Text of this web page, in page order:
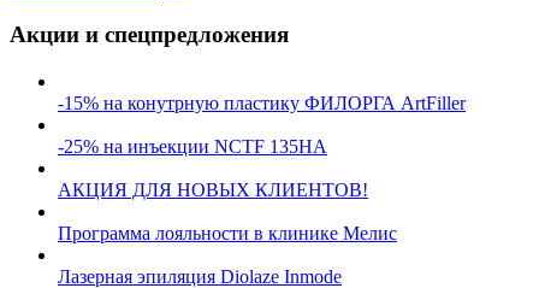
Акции и спецпредложения
-15% на конутрную пластику ФИЛОРГА ArtFiller
-25% на инъекции NCTF 135HA
АКЦИЯ ДЛЯ НОВЫХ КЛИЕНТОВ!
Программа лояльности в клинике Мелис
Лазерная эпиляция Diolaze Inmode